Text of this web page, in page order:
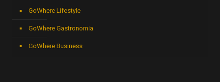
GoWhere Lifestyle
GoWhere Gastronomia
GoWhere Business